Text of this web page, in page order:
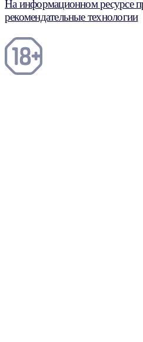
На информационном ресурсе
рекомендательные технологии